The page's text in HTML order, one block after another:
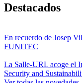
Destacados
En recuerdo de Josep
FUNITEC
La Salle-URL acoge el
Security and